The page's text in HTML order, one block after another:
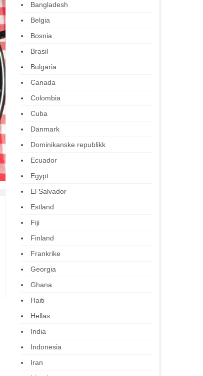
Bangladesh
Belgia
Bosnia
Brasil
Bulgaria
Canada
Colombia
Cuba
Danmark
Dominikanske republikk
Ecuador
Egypt
El Salvador
Estland
Fiji
Finland
Frankrike
Georgia
Ghana
Haiti
Hellas
India
Indonesia
Iran